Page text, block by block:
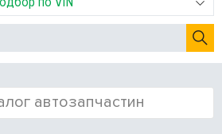
автозапчастин